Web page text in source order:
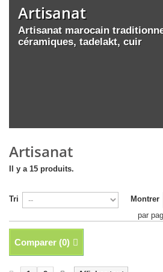
Artisanat
Artisanat marocain
céramiques, tadelakt, cuir
Artisanat
Il y a 15 produits.
Tri
Montrer
par
Comparer (0)